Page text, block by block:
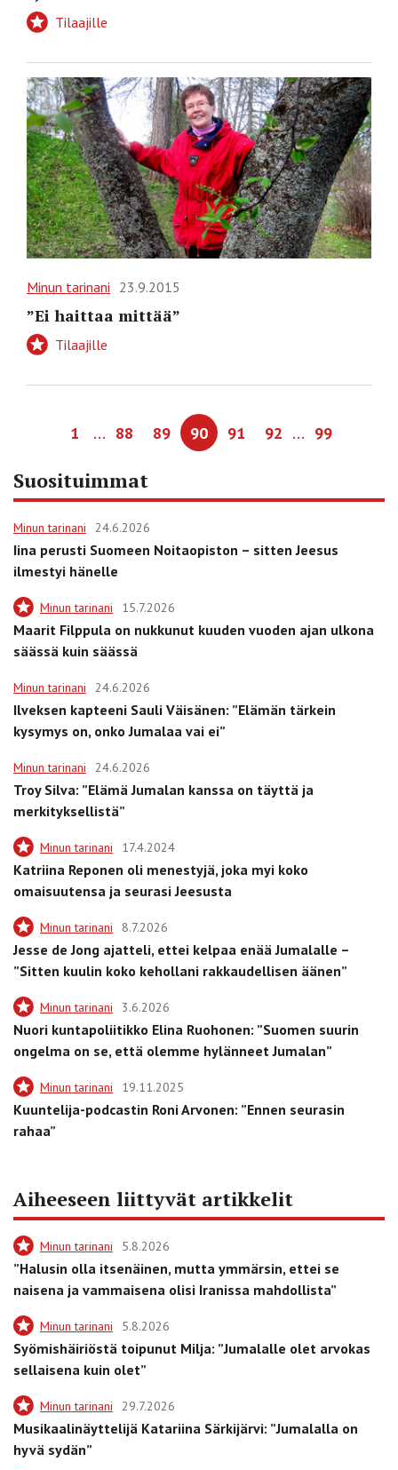
Tilaajille
Minun tarinani 23.9.2015
”Ei haittaa mittää”
Tilaajille
1 … 88 89 90 91 92 … 99
Suosituimmat
Minun tarinani 24.6.2026
Iina perusti Suomeen Noitaopiston – sitten Jeesus
ilmestyi hänelle
Minun tarinani 15.7.2026
Maarit Filppula on nukkunut kuuden vuoden ajan ulkona
säässä kuin säässä
Minun tarinani 24.6.2026
Ilveksen kapteeni Sauli Väisänen: ”Elämän tärkein
kysymys on, onko Jumalaa vai ei”
Minun tarinani 24.6.2026
Troy Silva: ”Elämä Jumalan kanssa on täyttä ja
merkityksellistä”
Minun tarinani 17.4.2024
Katriina Reponen oli menestyjä, joka myi koko
omaisuutensa ja seurasi Jeesusta
Minun tarinani 8.7.2026
Jesse de Jong ajatteli, ettei kelpaa enää Jumalalle –
”Sitten kuulin koko kehollani rakkaudellisen äänen”
Minun tarinani 3.6.2026
Nuori kuntapoliitikko Elina Ruohonen: ”Suomen suurin
ongelma on se, että olemme hylänneet Jumalan”
Minun tarinani 19.11.2025
Kuuntelija-podcastin Roni Arvonen: ”Ennen seurasin
rahaa”
Aiheeseen liittyvät artikkelit
Minun tarinani 5.8.2026
”Halusin olla itsenäinen, mutta ymmärsin, ettei se
naisena ja vammaisena olisi Iranissa mahdollista”
Minun tarinani 5.8.2026
Syömishäiriöstä toipunut Milja: ”Jumalalle olet arvokas
sellaisena kuin olet”
Minun tarinani 29.7.2026
Musikaalinäyttelijä Katariina Särkijärvi: ”Jumalalla on
hyvä sydän”